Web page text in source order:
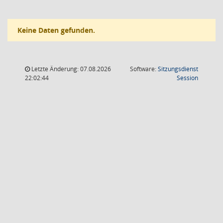
Keine Daten gefunden.
Letzte Änderung: 07.08.2026
22:02:44
Software:Sitzungsdienst
Session(Wird in